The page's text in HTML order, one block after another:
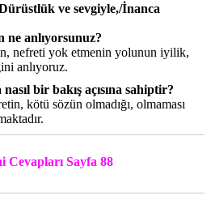
ve sevgiyle,/İnanca
anlıyorsunuz?
nefreti yok etmenin yolunun iyilik,
anlıyoruz.
bir bakış açısına sahiptir?
kötü sözün olmadığı, olmaması
Sayfa 88